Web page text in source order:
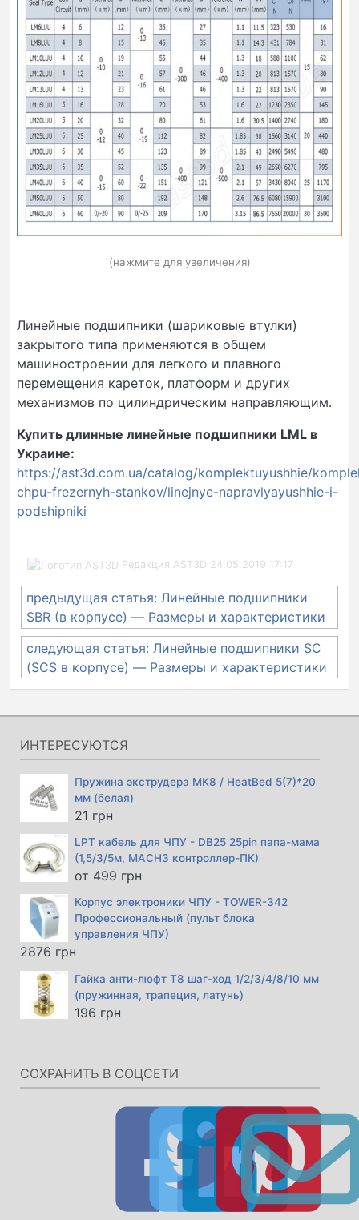
(нажмите для увеличения)
Линейные подшипники (шариковые втулки)
закрытого типа применяются в общем
машиностроении для легкого и плавного
перемещения кареток, платформ и других
механизмов по цилиндрическим направляющим.
Купить длинные линейные подшипники LML в
Украине:
https://ast3d.com.ua/catalog/komplektuyushhie/
chpu-frezernyh-stankov/linejnye-napravlyayushhie-i-
podshipniki
Редакция AST3D 24.05.2019 17:17
Навигация
по
записям
предыдущая статья: Линейные подшипники
SBR (в корпусе) — Размеры и характеристики
следующая статья: Линейные подшипники SC
(SCS в корпусе) — Размеры и характеристики
ИНТЕРЕСУЮТСЯ
Пружина экструдера MK8 / HeatBed 5(7)*20
мм (белая)
21 грн
LPT кабель для ЧПУ - DB25 25pin папа-мама
(1,5/3/5м, MACH3 контроллер-ПК)
от 499 грн
Корпус электроники ЧПУ - TOWER-342
Профессиональный (пульт блока
управления ЧПУ)
2876 грн
Гайка анти-люфт Т8 шаг-ход 1/2/3/4/8/10 мм
(пружинная, трапеция, латунь)
196 грн
СОХРАНИТЬ В СОЦСЕТИ